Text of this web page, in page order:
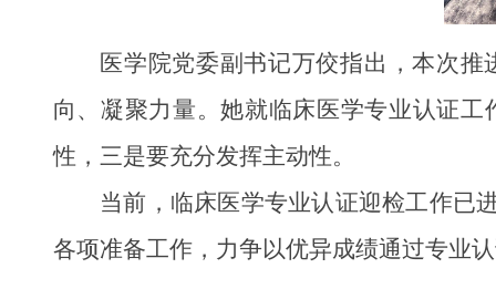
医学院党委副书记万佼指出，本次
向、凝聚力量。她就临床医学专业认证
性，三是要充分发挥主动性。
当前，临床医学专业认证迎检工作已
各项准备工作，力争以优异成绩通过专业